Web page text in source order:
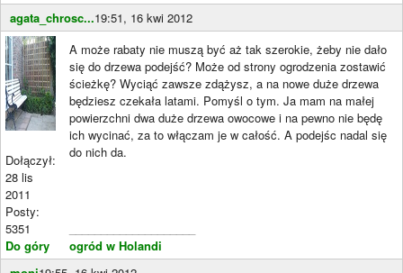
agata_chrosc...19:51, 16 kwi 2012
Dołączył:
28 lis
2011
Posty:
5351
Do góry
A może rabaty nie muszą być aż tak szerokie, żeby nie dało
się do drzewa podejść? Może od strony ogrodzenia zostawić
ścieżkę? Wyciąć zawsze zdążysz, a na nowe duże drzewa
będziesz czekała latami. Pomyśl o tym. Ja mam na małej
powierzchni dwa duże drzewa owocowe i na pewno nie będę
ich wycinać, za to włączam je w całość. A podejśc nadal się
do nich da.
ogród w Holandi